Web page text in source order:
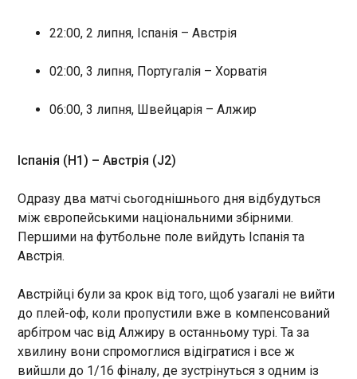
зросла до 2 295
08:30:48
Кількість загиблих унаслідок двох потужних
землетрусів у Венесуелі зросла до 2295 осіб.
країни Хорхе Родрігес. Загалом постраждали
понад 11 тисяч людей. Рятувальні роботи
живих людей практично немає, кажуть
рятувальники.
Півзахисник Реала став трансферною ціллю
англійського клубу
Манчестер Сіті розглядає можливість
придбання півзахисника мадридського Реала та
збірної Франції Едуардо Камавінги, повідомляє
Marca. Згідно з даними видання, Реал сам
вирішив запропонувати француза англійському
22:00, 2 липня, Іспанія – Австрія
02:00, 3 липня, Португалія – Хорватія
06:00, 3 липня, Швейцарія – Алжир
Іспанія (H1) – Австрія (J2)
Одразу два матчі сьогоднішнього дня відбудуться
між європейськими національними збірними.
Першими на футбольне поле вийдуть Іспанія та
Австрія.
Австрійці були за крок від того, щоб узагалі не вийти
до плей-оф, коли пропустили вже в компенсований
арбітром час від Алжиру в останньому турі. Та за
хвилину вони спромоглися відігратися і все ж
вийшли до 1/16 фіналу, де зустрінуться з одним із